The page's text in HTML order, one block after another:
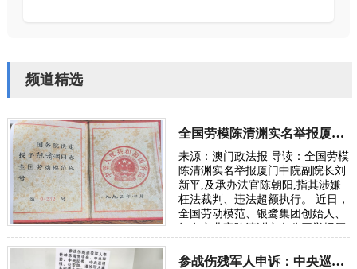
频道精选
全国劳模陈清渊实名举报厦门中院副院长刘新平
来源：澳门政法报 导读：全国劳模
陈清渊实名举报厦门中院副院长刘
新平,及承办法官陈朝阳,指其涉嫌
枉法裁判、违法超额执行。 近日，
全国劳动模范、银鹭集团创始人、
知名实业家陈清渊实名公开举报厦
门市中级人民法院副院长刘新平、
案件承…
参战伤残军人申诉：中央巡视组能否找到被违规送至福利院失踪女儿